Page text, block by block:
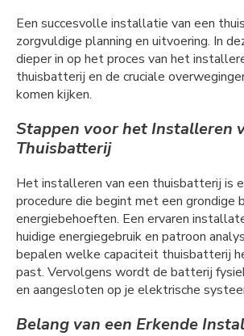
Een succesvolle installatie van een
zorgvuldige planning en uitvoering. In
dieper in op het proces van het
thuisbatterij en de cruciale
komen kijken.
Stappen voor het Installeren
Thuisbatterij
Het installeren van een thuisbatterij is
procedure die begint met een grondige
energiebehoeften. Een ervaren
huidige energiegebruik en patroon
bepalen welke capaciteit thuisbatterij
past. Vervolgens wordt de batterij
en aangesloten op je elektrische
Belang van een Erkende